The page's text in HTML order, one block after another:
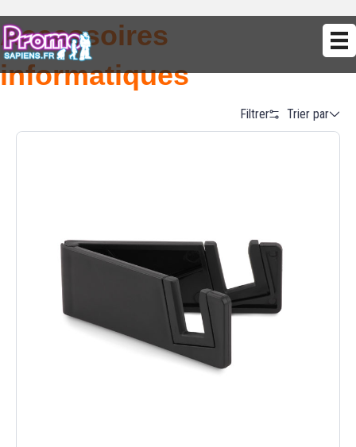
Accessoires
informatiques
Filtrer Trier par
Date (Newest First)
Date (Oldest First)